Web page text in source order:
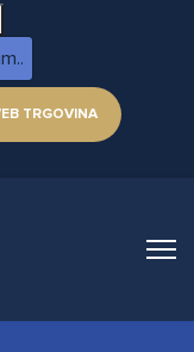
TRGOVINA